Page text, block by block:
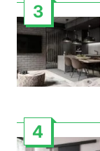
3
4